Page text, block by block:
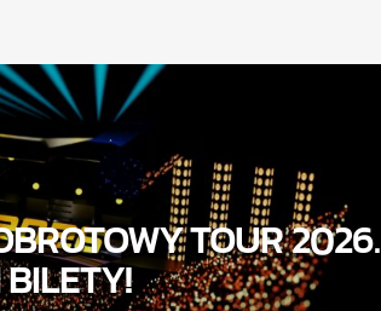
TOUR 2026.